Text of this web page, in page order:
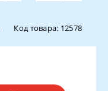
Код товара: 12578